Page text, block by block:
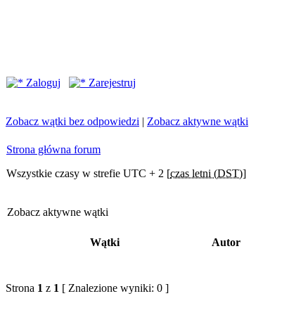
Zaloguj
Zarejestruj
Zobacz wątki bez odpowiedzi | Zobacz aktywne wątki
Strona główna forum
Wszystkie czasy w strefie UTC + 2 [czas letni (DST)]
Zobacz aktywne wątki
Wątki Autor
Strona 1 z 1 [ Znalezione wyniki: 0 ]